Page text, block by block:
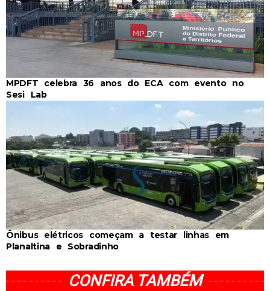
MPDFT celebra 36 anos do ECA com evento no
Sesi Lab
Ônibus elétricos começam a testar linhas em
Planaltina e Sobradinho
CONFIRA TAMBÉM